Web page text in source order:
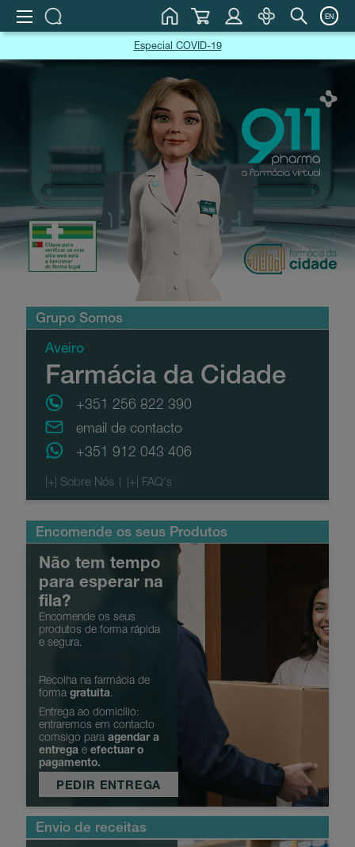
EN
Especial COVID-19
Grupo Somos
Aveiro
Farmácia da Cidade
+351 256 822 390
email de contacto
+351 912 043 406
Encomende os seus Produtos
Não tem tempo
para esperar na
fila?
Encomende os seus
produtos de forma rápida
e segura.
Recolha na farmácia de
forma gratuita.
Entrega ao domicílio:
entraremos em contacto
comsigo para agendar a
entrega e efectuar o
pagamento.
Um serviço de confiança.
PEDIR ENTREGA
Envio de receitas